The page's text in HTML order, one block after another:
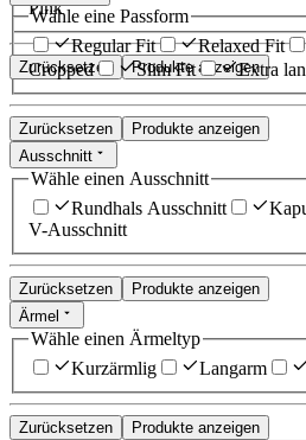
Pink
Zurücksetzen Produkte anzeigen
Wähle eine Passform
Regular Fit
Relaxed Fit
Cropped
Slim Fit Extra
Zurücksetzen
Produkte anzeigen
Ausschnitt
Wähle einen Ausschnitt
Rundhals Ausschnitt
V-Ausschnitt
Zurücksetzen
Produkte anzeigen
Ärmel
Wähle einen Ärmeltyp
Kurzärmlig
Langarm
Zurücksetzen Produkte anzeigen